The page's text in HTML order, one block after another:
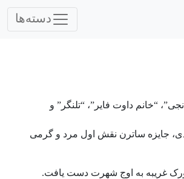
دسته‌ها
“خانم داوت فایر”، “تلنگر” و
جایزه ساترن نقش اول مرد و گرمی
مورک غریبه به اوج شهرت دست یافت.